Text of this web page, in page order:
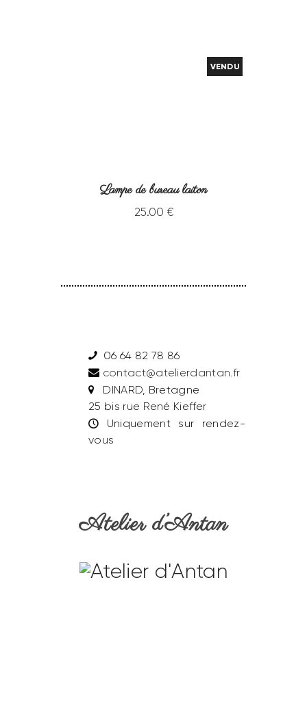
VENDU
Lampe de bureau laiton
25.00 €
06 64 82 78 86
contact@atelierdantan.fr
DINARD, Bretagne
25 bis rue René Kieffer
Uniquement sur rendez-
vous
Atelier d’Antan